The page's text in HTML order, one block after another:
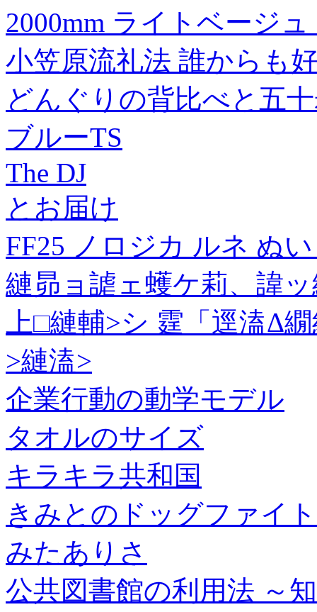
2000mm ライトベージュ
小笠原流礼法 誰からも
どんぐりの背比べと五
ブルーTS
The DJ
とお届け
FF25 ノロジカ ルネ ぬ
縺昴ョ謔ェ蠖ケ莉、諱
上□縺輔>シ 霆「逕溘Δ
>縺溘>
企業行動の動学モデル
タオルのサイズ
キラキラ共和国
きみとのドッグファイ
みたありさ
公共図書館の利用法 ～